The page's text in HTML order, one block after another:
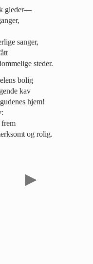
gleder—
sanger,
steder.
bolig
kav
hjem!
frem
og rolig.
▶